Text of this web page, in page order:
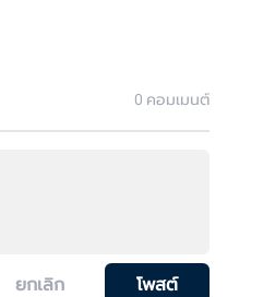
0 คอมเมนต์
ยกเลิก โพสต์